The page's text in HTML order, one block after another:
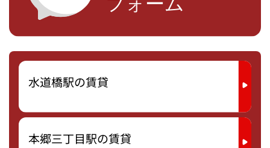
水道橋駅の賃貸
本郷三丁目駅の賃貸